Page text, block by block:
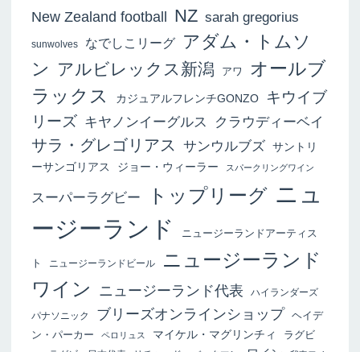
New Zealand football NZ sarah gregorius
sunwolves なでしこリーグ
アダム・トムソ
ン
アルビレックス新潟 アワ
オールブ
ラックス
カジュアルフレンチGONZO
キウイブ
リーズ キヤノンイーグルス クラウディーベイ
サラ・グレゴリアス サンウルブズ サントリ
ーサンゴリアス
ジョー・ウィーラー スパークリングワイン
スーパーラグビー トップリーグ ニュ
ージーランド
ニュージーランドアーティス
ト ニュージーランドビール
ニュージーランド
ワイン
ニュージーランド代表 ハイランダーズ
パナソニック ブリーズオンラインショップ ヘイデ
ン・パーカー
ペロリュス マイケル・マグリンチィ
ラグビ